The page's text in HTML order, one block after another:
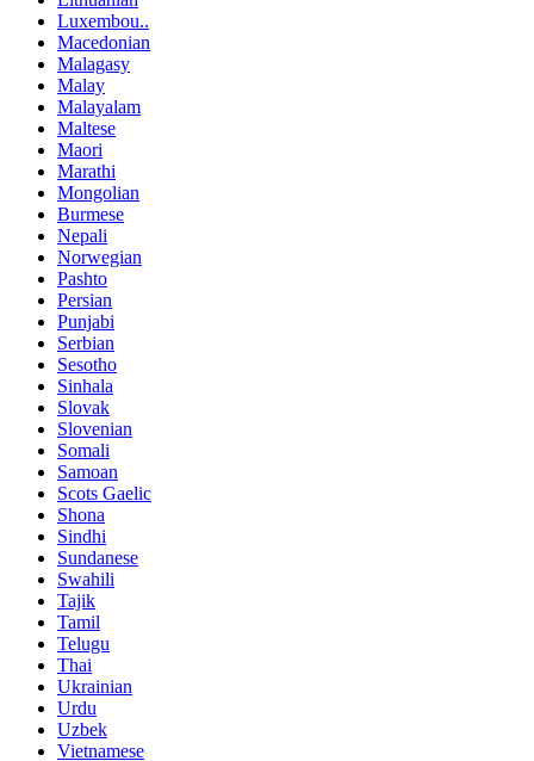
Luxembou..
Macedonian
Malagasy
Malay
Malayalam
Maltese
Maori
Marathi
Mongolian
Burmese
Nepali
Norwegian
Pashto
Persian
Punjabi
Serbian
Sesotho
Sinhala
Slovak
Slovenian
Somali
Samoan
Scots Gaelic
Shona
Sindhi
Sundanese
Swahili
Tajik
Tamil
Telugu
Thai
Ukrainian
Urdu
Uzbek
Vietnamese